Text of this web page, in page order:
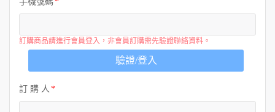
訂購商品請進行會員登入，非會員訂購需先驗證聯絡資料。
驗證/登入
訂 購 人